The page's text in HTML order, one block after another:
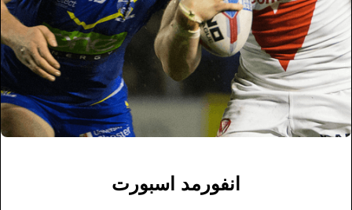
انفورمد اسبورت